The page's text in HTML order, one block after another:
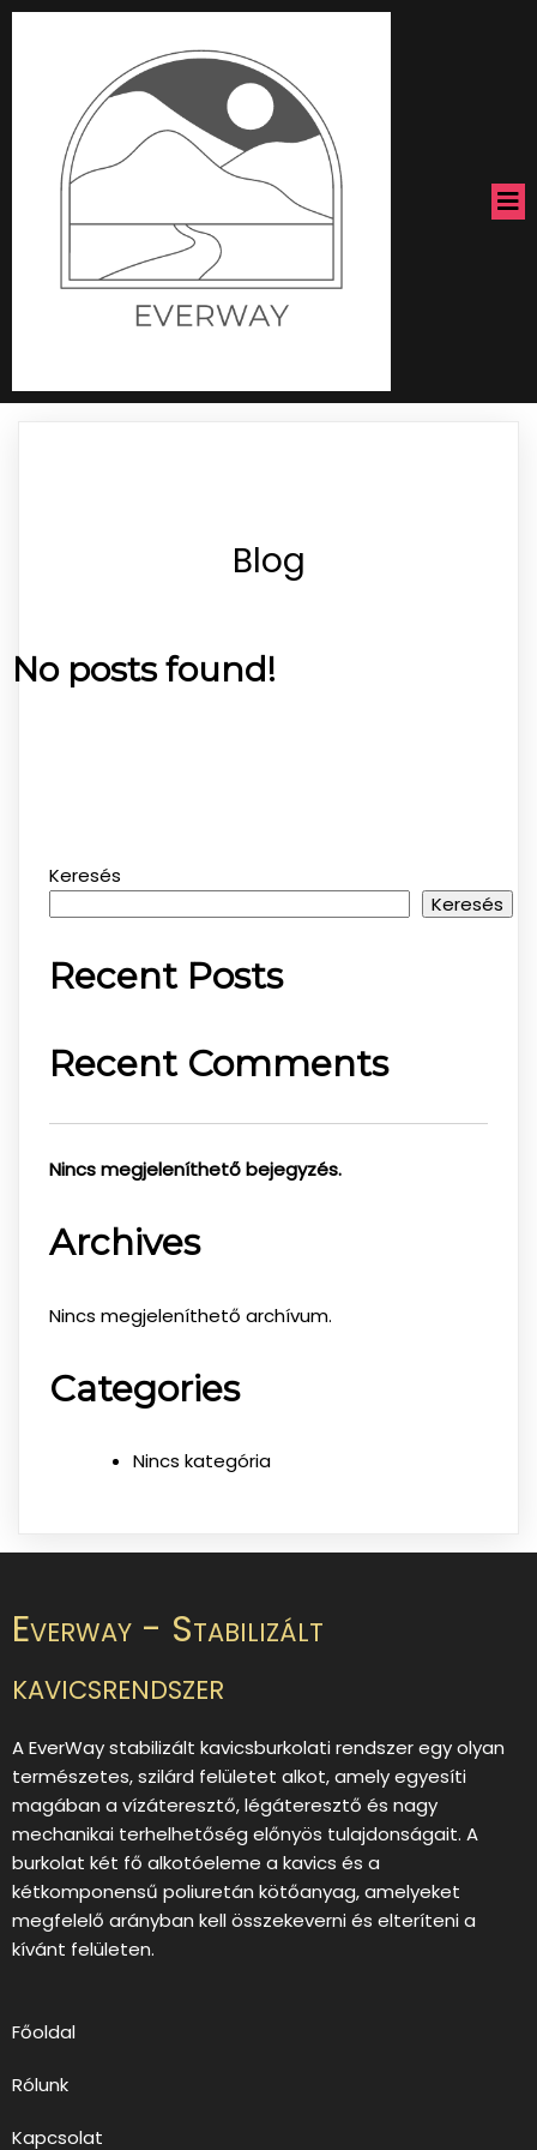
Blog
No posts found!
Keresés
Keresés
Recent Posts
Recent Comments
Nincs megjeleníthető bejegyzés.
Archives
Nincs megjeleníthető archívum.
Categories
Nincs kategória
Everway - Stabilizált
kavicsrendszer
A EverWay stabilizált kavicsburkolati rendszer egy olyan
természetes, szilárd felületet alkot, amely egyesíti
magában a vízáteresztő, légáteresztő és nagy
mechanikai terhelhetőség előnyös tulajdonságait. A
burkolat két fő alkotóeleme a kavics és a
kétkomponensű poliuretán kötőanyag, amelyeket
megfelelő arányban kell összekeverni és elteríteni a
kívánt felületen.
Főoldal
Rólunk
Kapcsolat